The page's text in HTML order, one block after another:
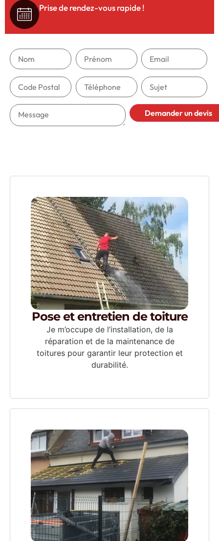
Prise de rendez-vous rapide !
Pose et entretien de toiture
Je m’occupe de l’installation, de la
réparation et de la maintenance de
toitures pour garantir leur protection et
durabilité.